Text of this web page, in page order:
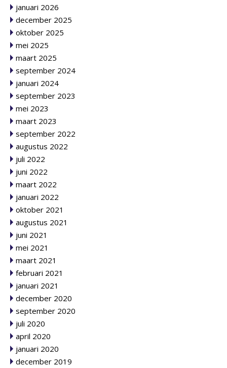
januari 2026
december 2025
oktober 2025
mei 2025
maart 2025
september 2024
januari 2024
september 2023
mei 2023
maart 2023
september 2022
augustus 2022
juli 2022
juni 2022
maart 2022
januari 2022
oktober 2021
augustus 2021
juni 2021
mei 2021
maart 2021
februari 2021
januari 2021
december 2020
september 2020
juli 2020
april 2020
januari 2020
december 2019